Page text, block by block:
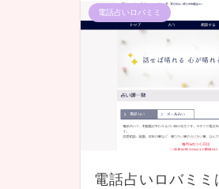
電話占いロバミミ
電話占いロバミ